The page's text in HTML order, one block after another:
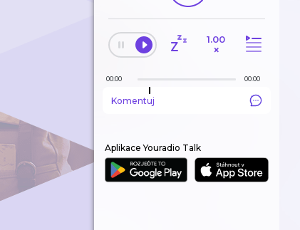
1.00
×
00:00 00:00
Komentuj
Aplikace Youradio Talk